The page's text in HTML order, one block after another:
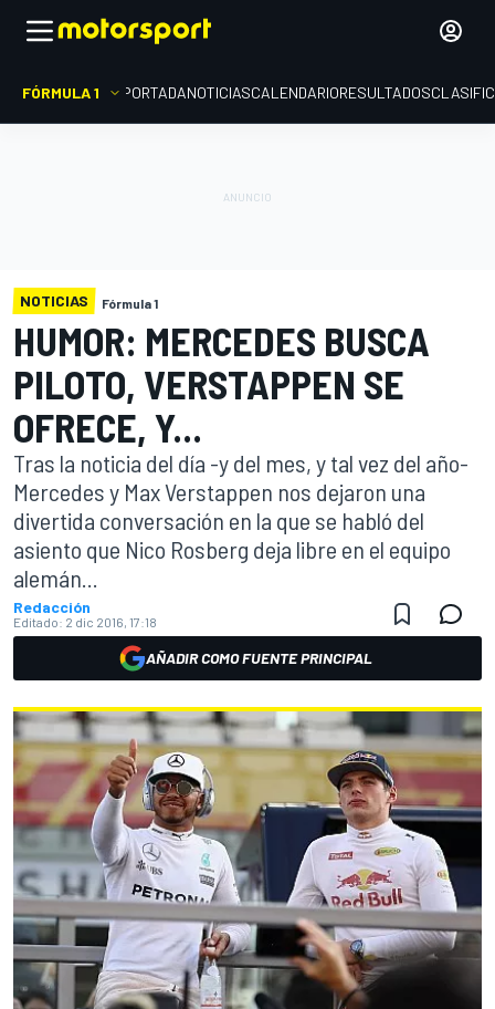
FÓRMULA 1 PORTADANOTICIASCALENDARIORESULTADOS
NOTICIAS Fórmula 1
HUMOR: MERCEDES BUSCA
PILOTO, VERSTAPPEN SE
OFRECE, Y...
Tras la noticia del día -y del mes, y tal vez del año-
Mercedes y Max Verstappen nos dejaron una
divertida conversación en la que se habló del
asiento que Nico Rosberg deja libre en el equipo
alemán...
Redacción
Editado: 2 dic 2016, 17:18
AÑADIR COMO FUENTE PRINCIPAL